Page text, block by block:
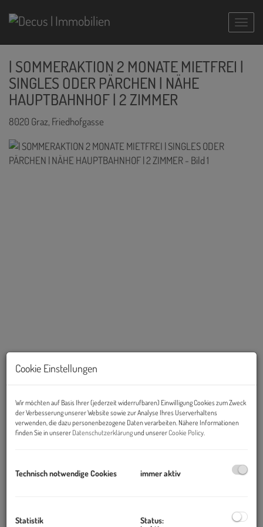
| SOMMERAKTION 2 MONATE MIETFREI |
SINGLES ODER PÄRCHEN | NÄHE
HAUPTBAHNHOF | 2 ZIMMER
8020 Graz, Friedhofgasse
Beschreibung
Verkehrslage in Graz direkt in der Nähe des Hauptbahnhofs und
Cookie Einstellungen
Wir möchten auf Basis Ihrer (jederzeit widerrufbaren) Einwilligung Cookies zum Zweck
der Verbesserung unserer Website sowie zur Analyse Ihres Userverhaltens
verwenden, die dazu personenbezogene Daten verarbeiten. Nähere Informationen
finden Sie in unserer Datenschutzerklärungund unsererCookie Policy.
Technisch notwendige Cookies immer aktiv
Statistik
Status: